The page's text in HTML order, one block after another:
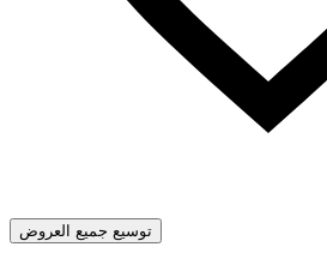
توسيع جميع العروض